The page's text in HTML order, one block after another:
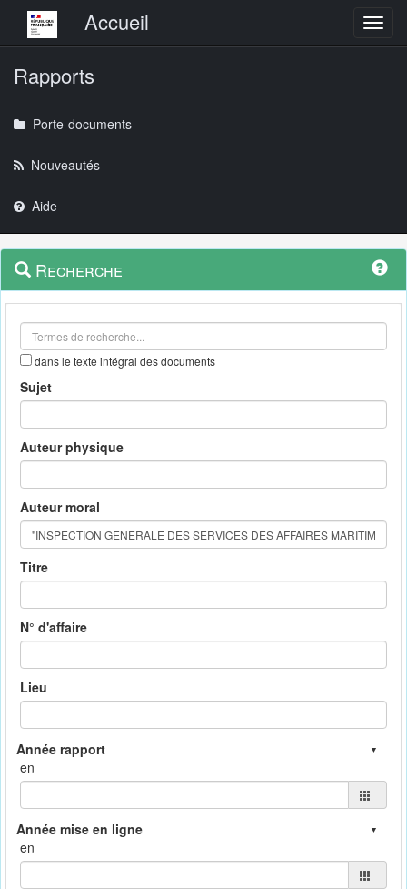
Menu principalAccueil
Rapports
Porte-documents
Nouveautés
Aide
Navigation
outils
Menu
contextuel
Recherche
dans le texte intégral des documents
Sujet
Auteur physique
Auteur moral
Titre
N° d'affaire
Lieu
en
en